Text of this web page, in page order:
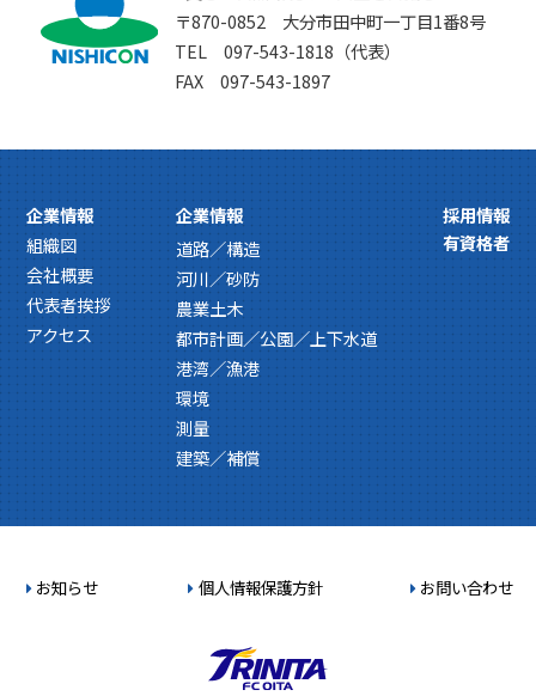
〒870-0852 大分市田中町一丁目1番8号
TEL 097-543-1818（代表）
FAX 097-543-1897
企業情報
組織図
会社概要
代表者挨拶
アクセス
企業情報
道路／構造
河川／砂防
農業土木
都市計画／公園／上下水道
港湾／漁港
環境
測量
建築／補償
採用情報
有資格者
お知らせ 個人情報保護方針 お問い合わせ